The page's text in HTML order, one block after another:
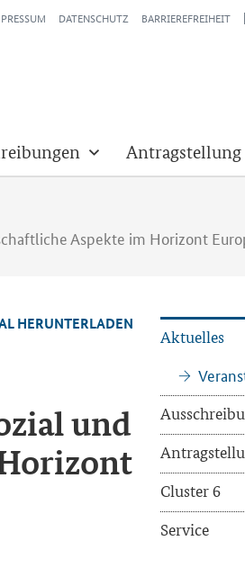
DATENSCHUTZ BARRIEREFREIHEIT
Antragstellung
Aspekte im Horizont
HER­UN­TER­LA­DEN
und
Ak­tu­el­les
Clus­ter 6
Ser­vice